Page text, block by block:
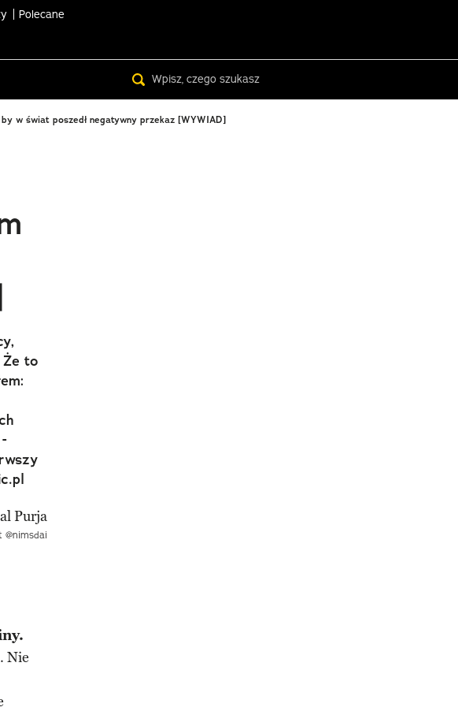
Polecane
w świat poszedł negatywny przekaz​​ [WYWIAD]
to
Nie